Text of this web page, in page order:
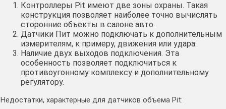
Контроллеры Pit имеют две зоны охраны. Такая
конструкция позволяет наиболее точно вычислять
сторонние объекты в салоне авто.
Датчики Пит можно подключать к дополнительным
измерителям, к примеру, движения или удара.
Наличие двух выходов подключения. Эта
особенность позволяет подключиться к
противоугонному комплексу и дополнительному
регулятору.
Недостатки, характерные для датчиков объема Pit: